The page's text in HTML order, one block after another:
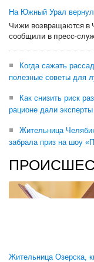
На Южный Урал
Чижи возвращаются в
сообщили в пресс-
Когда сажать
полезные советы для
Как снизить риск
рационе дали эксперты
Жительница
забрала приз на шоу
Жительница Озерска,